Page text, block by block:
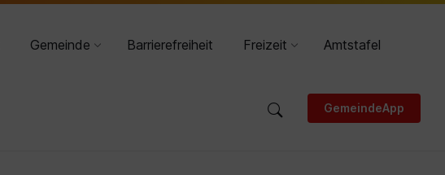
Gemeinde Barrierefreiheit Freizeit
Amtstafel
GemeindeApp